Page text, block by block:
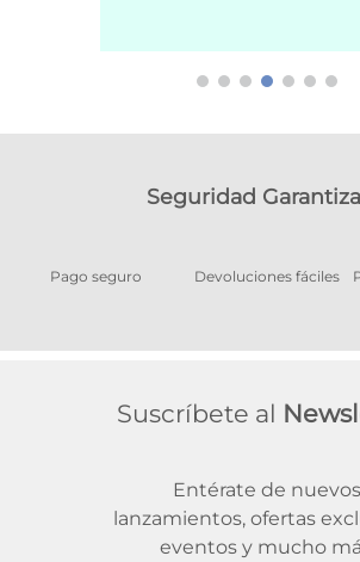
Seguridad
Pago seguro Devoluciones fáciles
Suscríbete al
Entérate de nuevos
lanzamientos, ofertas
eventos y mucho